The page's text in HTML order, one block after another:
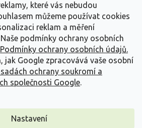
které vás nebudou
můžeme používat cookies
reklam a měření
podmínky ochrany osobních
Podmínky ochrany osobních údajů.
Google zpracovává vaše osobní
ochrany soukromí a
společnosti Google.
Nastavení
Vytvořil Shoptet